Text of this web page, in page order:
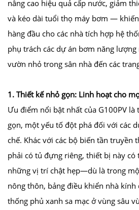
nâng cao hiệu quả cấp nước, giảm
và kéo dài tuổi thọ máy bơm —
hàng đầu cho các nhà tích hợp hệ
phụ trách các dự án bơm năng
vườn nhỏ trong sân nhà đến các
1. Thiết kế nhỏ gọn: Linh hoạt cho
Ưu điểm nổi bật nhất của G100PV
gọn, một yếu tố đột phá đối với các
chế. Khác với các bộ biến tần truyền
phải có tủ đựng riêng, thiết bị này có
những vị trí chật hẹp—dù là trong
nông thôn, bảng điều khiển nhà
thống phủ xanh sa mạc ở vùng sâu